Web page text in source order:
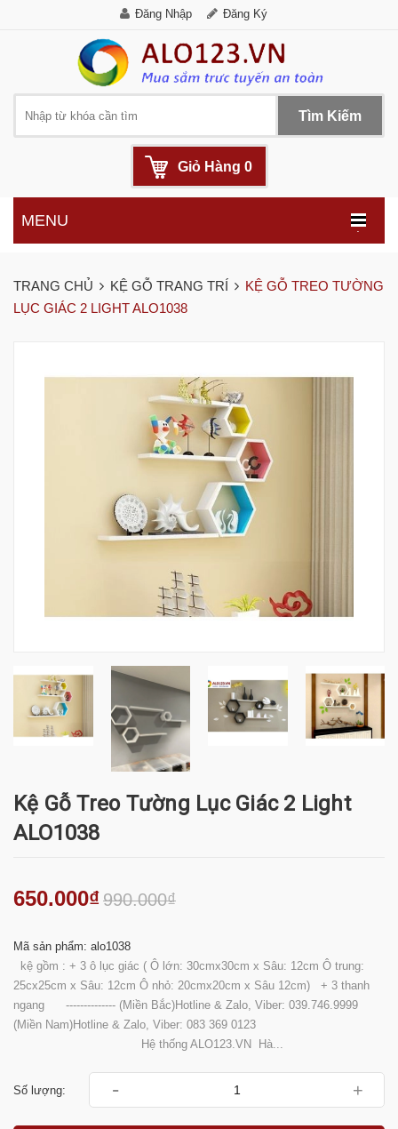
Đăng Nhập Đăng Ký
Tìm Kiếm
Giỏ Hàng 0
.
MENU
TRANG CHỦ KỆ GỖ TRANG TRÍ
KỆ GỖ TREO TƯỜNG
LỤC GIÁC 2 LIGHT ALO1038
Kệ Gỗ Treo Tường Lục Giác 2 Light
ALO1038
650.000₫990.000₫
Mã sản phẩm: alo1038
kệ gồm : + 3 ô lục giác ( Ô lớn: 30cmx30cm x Sâu: 12cm Ô trung:
25cx25cm x Sâu: 12cm Ô nhỏ: 20cmx20cm x Sâu 12cm) + 3 thanh
ngang -------------- (Miền Bắc)Hotline & Zalo, Viber: 039.746.9999
(Miền Nam)Hotline & Zalo, Viber: 083 369 0123
Hệ thống ALO123.VN Hà...
Số lượng: - +